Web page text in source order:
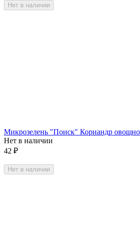
Нет в наличии
Микрозелень "Поиск" Кориандр
Нет в наличии
42 ₽
Нет в наличии